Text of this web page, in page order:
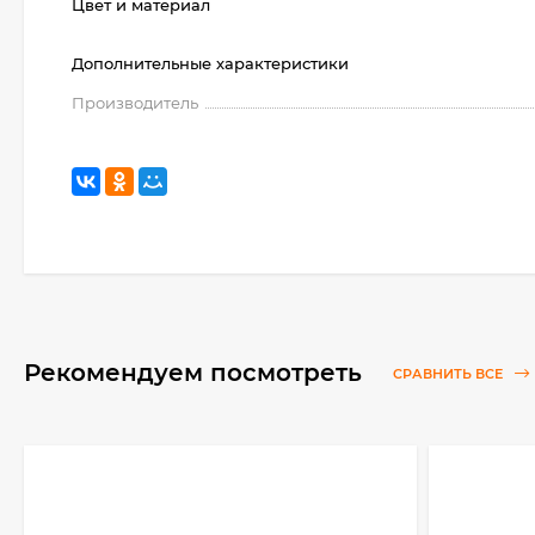
Цвет и материал
Дополнительные характеристики
Производитель
Рекомендуем посмотреть СРАВНИТЬ ВСЕ